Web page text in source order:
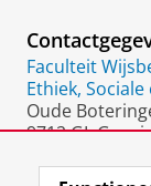
Faculteit
Ethiek,
Oude
9712 GL